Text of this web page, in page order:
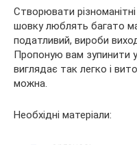
Створювати
шовку люблять багато
податливий, вироби
Пропоную вам зупинити
виглядає так легко і
можна.
Необхідні матеріали: